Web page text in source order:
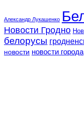
Александр Лукашенко
Новости Гродно
белорусы
новости новости города